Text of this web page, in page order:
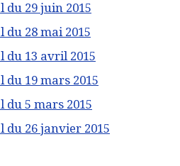
du 29 juin 2015
28 mai 2015
du 13 avril 2015
19 mars 2015
5 mars 2015
du 26 janvier 2015